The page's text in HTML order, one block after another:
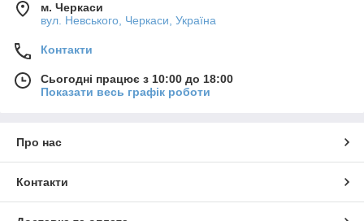
м. Черкаси
вул. Невського, Черкаси, Україна
Контакти
Сьогодні працює з 10:00 до 18:00
Показати весь графік роботи
Про нас
Контакти